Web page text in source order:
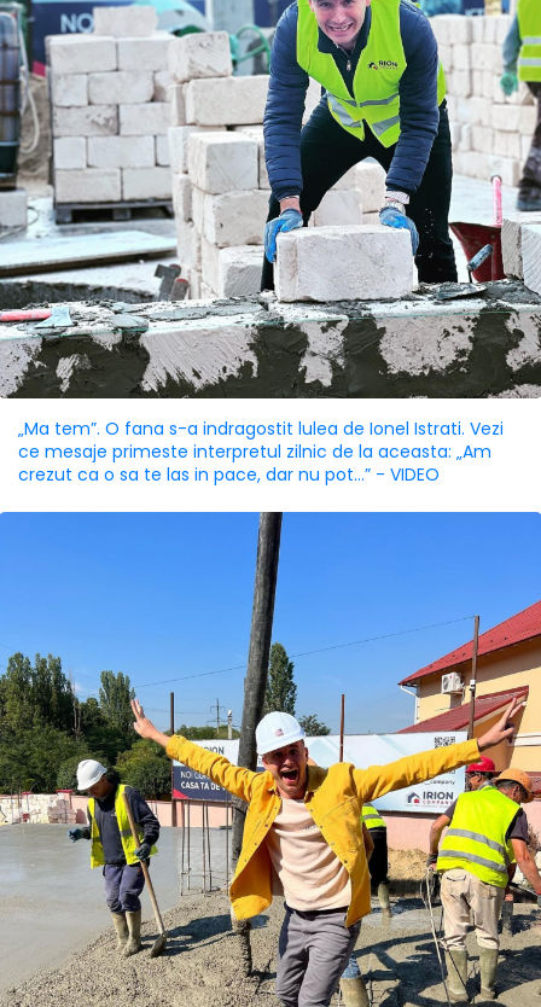
„Ma tem”. O fana s-a indragostit lulea de Ionel Istrati. Vezi
ce mesaje primeste interpretul zilnic de la aceasta: „Am
crezut ca o sa te las in pace, dar nu pot...” - VIDEO